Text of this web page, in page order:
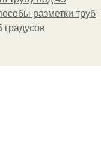
разметки труб
градусов